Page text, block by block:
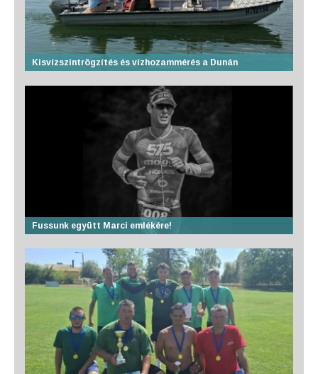
Kisvízszintrögzítés és vízhozammérés a Dunán
Fussunk együtt Marci emlékére!